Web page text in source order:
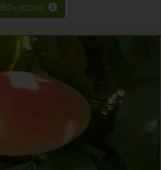
Bővebben